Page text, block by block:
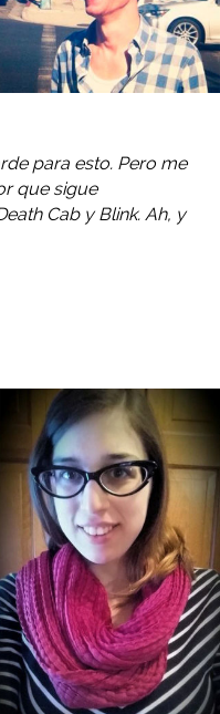
para esto. Pero me
que sigue
Cab y Blink. Ah, y